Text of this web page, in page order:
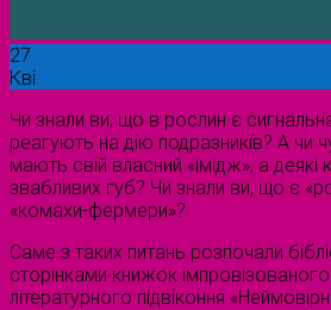
27
Кві
Чи знали ви, що в рослин є
реагують на дію подразників? А чи
мають свій власний «імідж», а деякі
звабливих губ? Чи знали ви, що є
«комахи-фермери»?
Саме з таких питань розпочали
сторінками книжок
літературного підвіконня